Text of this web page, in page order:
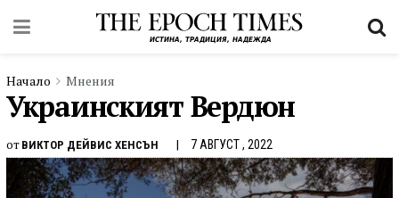
Начало Мнения
Украинският Вердюн
от ВИКТОР ДЕЙВИС ХЕНСЪН 7 АВГУСТ , 2022